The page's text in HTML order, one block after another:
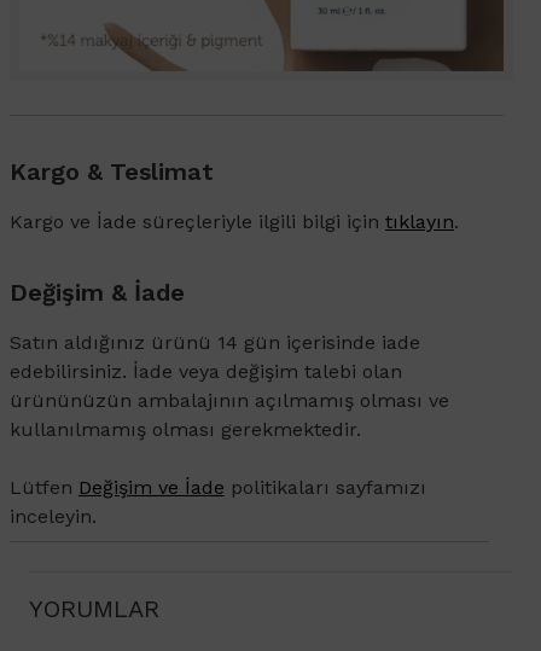
Kargo & Teslimat
Kargo ve İade süreçleriyle ilgili bilgi için tıklayın.
Değişim & İade
Satın aldığınız ürünü 14 gün içerisinde iade
edebilirsiniz. İade veya değişim talebi olan
ürününüzün ambalajının açılmamış olması ve
kullanılmamış olması gerekmektedir.
Lütfen Değişim ve İade politikaları sayfamızı
inceleyin.
YORUMLAR